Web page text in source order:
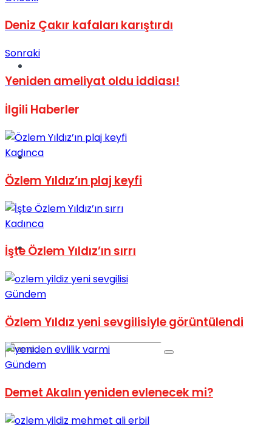
Spor
Podcast
Deniz Çakır kafaları karıştırdı
Sonraki
Yeniden ameliyat oldu iddiası!
İlgili Haberler
Kadınca
Özlem Yıldız’ın plaj keyfi
Kadınca
İşte Özlem Yıldız’ın sırrı
Gündem
Özlem Yıldız yeni sevgilisiyle görüntülendi
Gündem
Demet Akalın yeniden evlenecek mi?